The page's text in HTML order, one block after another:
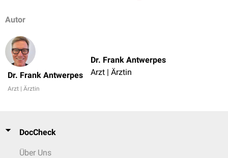
Autor
Dr. Frank Antwerpes
Arzt | Ärztin
Dr. Frank Antwerpes
Arzt | Ärztin
DocCheck
Über Uns